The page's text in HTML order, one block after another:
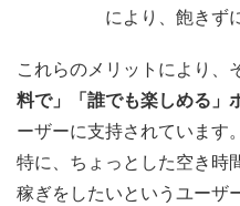
により、飽きず
これらのメリットにより、
料で」「誰でも楽しめる」
ーザーに支持されています。
特に、ちょっとした空き時
稼ぎをしたいというユーザ